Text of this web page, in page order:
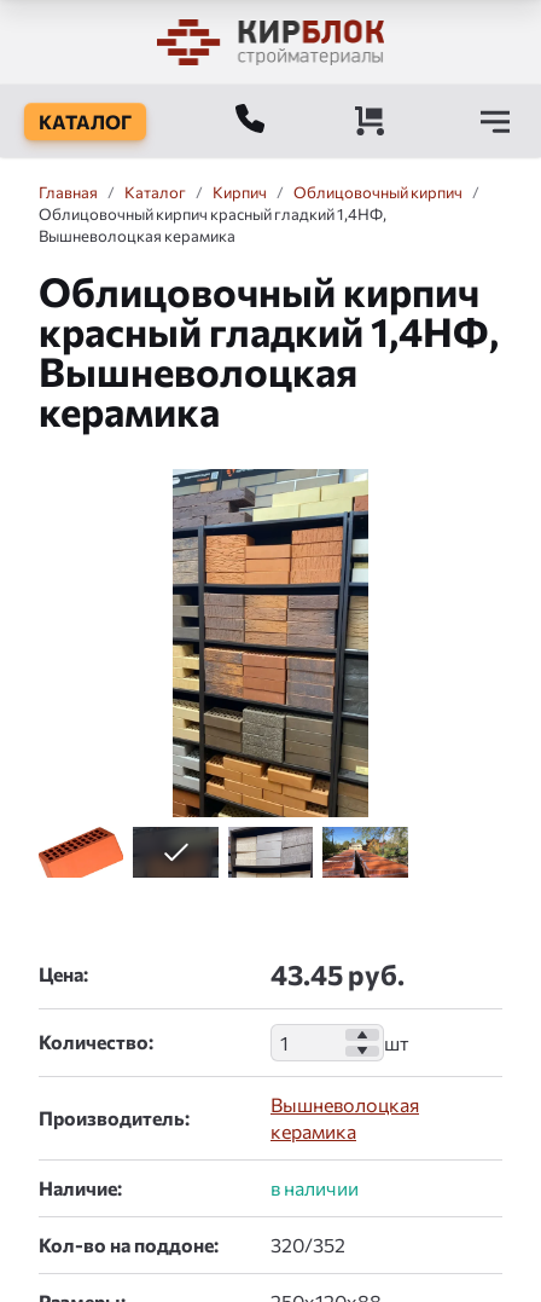
КАТАЛОГ
Главная / Каталог / Кирпич / Облицовочный кирпич
/
Облицовочный кирпич красный гладкий 1,4НФ,
Вышневолоцкая керамика
Облицовочный кирпич
красный гладкий 1,4НФ,
Вышневолоцкая
керамика
Цена: 43.45 руб.
Количество:
Производитель:
Вышневолоцкая
керамика
Наличие:
Кол-во на поддоне: